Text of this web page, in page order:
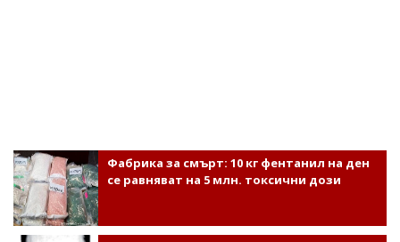
Фабрика за смърт: 10 кг фентанил на ден
се равняват на 5 млн. токсични дози